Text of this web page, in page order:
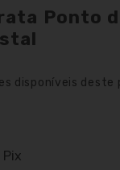
Ponto
disponíveis deste
Pix